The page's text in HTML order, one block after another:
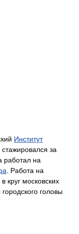
Институт
стажировался за
работал на
. Работа на
круг московских
головы